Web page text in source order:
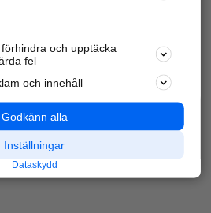
och upptäcka
fel
och innehåll
Godkänn alla
Inställningar
Dataskydd